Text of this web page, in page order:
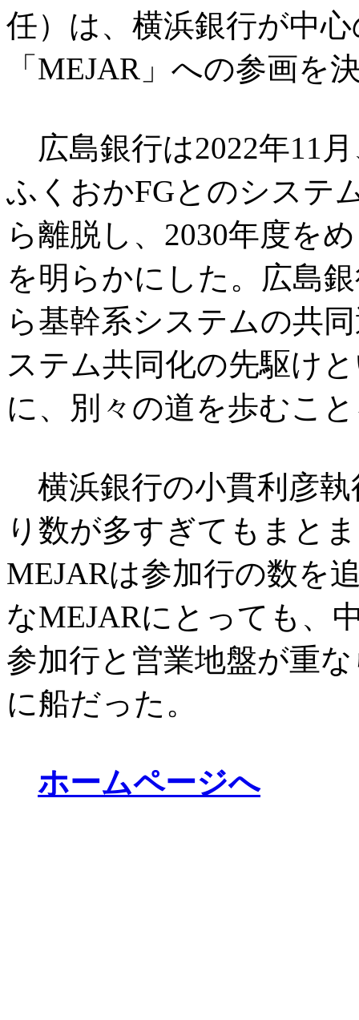
任）は、横浜銀行が中
「MEJAR」への参画を
広島銀行は2022年11
ふくおかFGとのシステ
ら離脱し、2030年度を
を明らかにした。広島
ら基幹系システムの共
ステム共同化の先駆け
に、別々の道を歩むこ
横浜銀行の小貫利彦執
り数が多すぎてもまと
MEJARは参加行の数を
なMEJARにとっても、
参加行と営業地盤が重
に船だった。
ホームページへ